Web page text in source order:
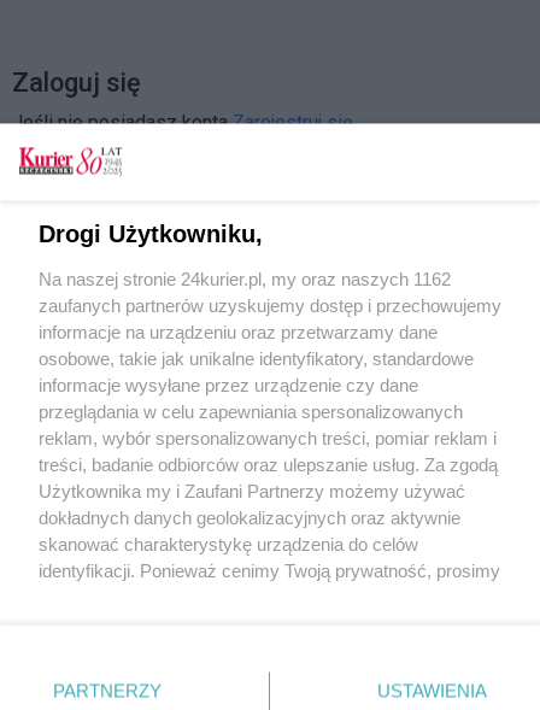
Zaloguj się
Jeśli nie posiadasz kontaZarejestruj się
Zapamiętać?
Zaloguj
Zapomniałem hasła
Copyright © 2022 Kurier Szczeciński sp. z o.o.
Drogi Użytkowniku,
Na naszej stronie 24kurier.pl, my oraz naszych 1162
zaufanych partnerów uzyskujemy dostęp i przechowujemy
informacje na urządzeniu oraz przetwarzamy dane
osobowe, takie jak unikalne identyfikatory, standardowe
informacje wysyłane przez urządzenie czy dane
przeglądania w celu zapewniania spersonalizowanych
reklam, wybór spersonalizowanych treści, pomiar reklam i
treści, badanie odbiorców oraz ulepszanie usług. Za zgodą
Użytkownika my i Zaufani Partnerzy możemy używać
dokładnych danych geolokalizacyjnych oraz aktywnie
skanować charakterystykę urządzenia do celów
identyfikacji. Ponieważ cenimy Twoją prywatność, prosimy
prywatności znajdujący się w lewym dolnym rogu strony
. Niektóre rodzaje przetwarzania danych nie wymagają
PARTNERZY USTAWIENIA